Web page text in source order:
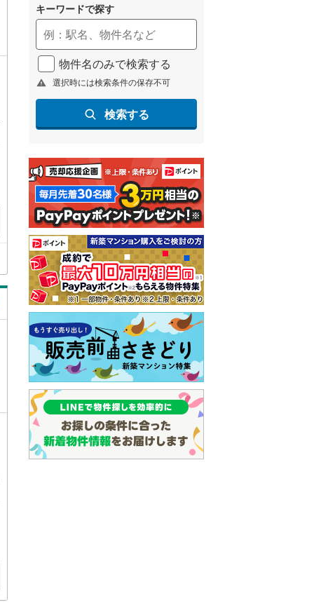
キーワードで探す
物件名のみで検索する
選択時には検索条件の保存不可
検索する
名古屋市営地下鉄鶴舞線(71)
名古屋市営地下鉄名港線(14
OsakaMetro長堀鶴見緑地線 (61
OsakaMetro谷町線(106)
OsakaMetro千日前線 (48)
福岡市地下鉄七隈線(18)
函館市電宝来・谷地頭線(0)
真岡鐵道(25)
山形鉄道フラワー長井線(1)
えちごトキめき鉄道妙高はねうまラ
イン(3)
しなの鉄道(10)
津軽鉄道(0)
三陸鉄道リアス線(2)
仙台空港アクセス線(30)
松本電鉄上高地線(2)
関東鉄道常総線(56)